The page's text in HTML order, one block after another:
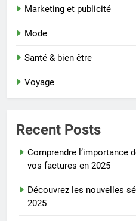
Marketing et publicité
Mode
Santé & bien être
Voyage
Recent Posts
Comprendre l’importance
vos factures en 2025
Découvrez les nouvelles
2025